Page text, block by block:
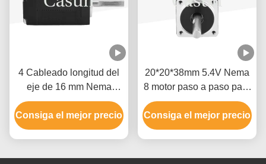
4 Cableado longitud del
eje de 16 mm Nema
motor de 8 pasos para
instrumentos de precisión
Consiga el mejor precio
20*20*38mm 5.4V Nema
8 motor paso a paso para
dispositivo de escáner
con CE ROHS
Consiga el mejor precio